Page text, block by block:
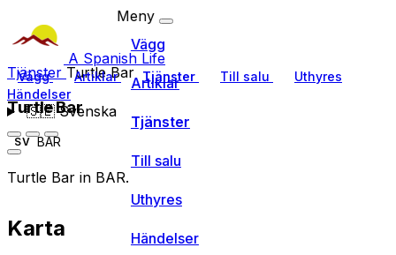
A Spanish Life
Vägg Artiklar Tjänster Till salu
Uthyres
Händelser
🇸🇪Svenska
Meny
Vägg
Artiklar
Tjänster
Till salu
Uthyres
Händelser
Tjänster Turtle Bar
Turtle Bar
SV BAR
Turtle Bar in BAR.
Karta